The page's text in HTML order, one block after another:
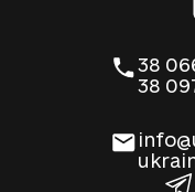
38
38